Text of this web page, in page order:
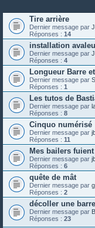
Tire arrière
Dernier message par
Réponses : 14
installation
Dernier message par
Réponses : 4
Longueur Barre
Dernier message par
Réponses : 1
Les tutos de
Dernier message par
Réponses : 8
Cinquo numérisé
Dernier message par
Réponses : 11
Mes bailers fuient
Dernier message par
Réponses : 6
quête de mât
Dernier message par
Réponses : 2
décoller une
Dernier message par
Réponses : 23